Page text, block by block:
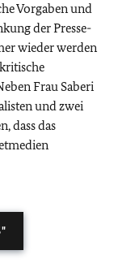
Vorgaben und
der Presse-
wieder werden
Frau Saberi
und zwei
dass das